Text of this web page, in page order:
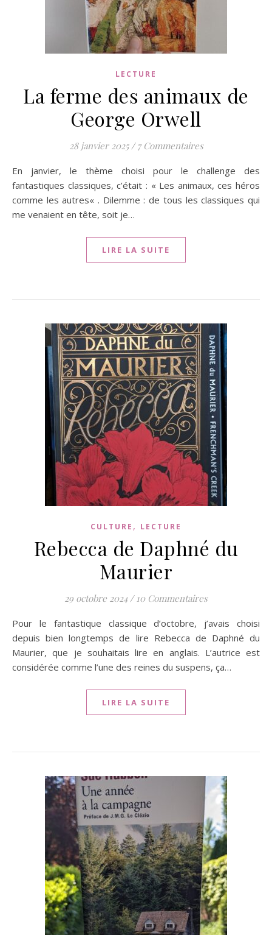
LECTURE
La ferme des animaux de
George Orwell
28 janvier 2025 / 7 Commentaires
En janvier, le thème choisi pour le challenge des
fantastiques classiques, c’était : « Les animaux, ces héros
comme les autres« . Dilemme : de tous les classiques qui
me venaient en tête, soit je…
LIRE LA SUITE
CULTURE , LECTURE
Rebecca de Daphné du
Maurier
29 octobre 2024 / 10 Commentaires
Pour le fantastique classique d’octobre, j’avais choisi
depuis bien longtemps de lire Rebecca de Daphné du
Maurier, que je souhaitais lire en anglais. L’autrice est
considérée comme l’une des reines du suspens, ça…
LIRE LA SUITE